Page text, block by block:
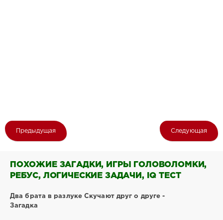
Предыдущая Следующая
ПОХОЖИЕ ЗАГАДКИ, ИГРЫ ГОЛОВОЛОМКИ,
РЕБУС, ЛОГИЧЕСКИЕ ЗАДАЧИ, IQ ТЕСТ
Два брата в разлуке Скучают друг о друге -
Загадка